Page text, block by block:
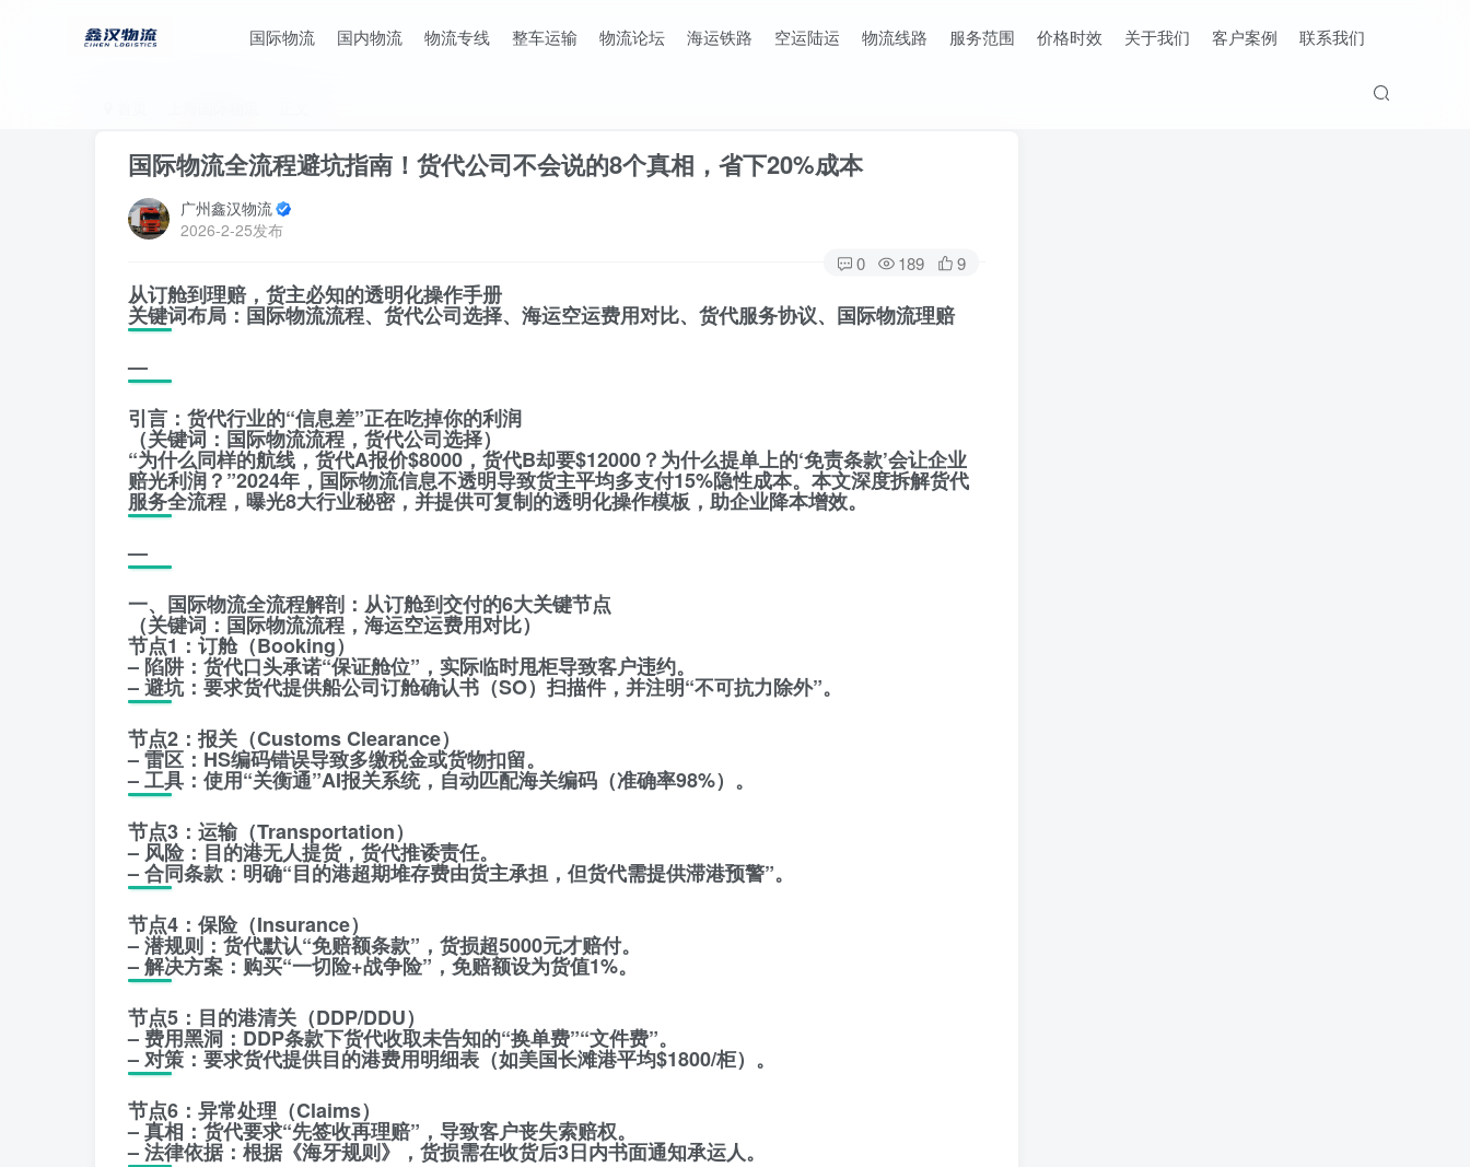
国际物流 国内物流 物流专线 整车运输 物流论坛 海运铁路 空运陆运 物流线路 服务范围 价格时效 关于我们 客户案例 联系我们
国际物流全流程避坑指南！货代公司不会说的8个真相，省下20%成本
广州鑫汉物流
2026-2-25发布
0 189 9
从订舱到理赔，货主必知的透明化操作手册
关键词布局：国际物流流程、货代公司选择、海运空运费用对比、货代服务协议、国际物流理赔
—
引言：货代行业的“信息差”正在吃掉你的利润
（关键词：国际物流流程，货代公司选择）
“为什么同样的航线，货代A报价$8000，货代B却要$12000？为什么提单上的‘免责条款’会让企业
赔光利润？”2024年，国际物流信息不透明导致货主平均多支付15%隐性成本。本文深度拆解货代
服务全流程，曝光8大行业秘密，并提供可复制的透明化操作模板，助企业降本增效。
—
一、国际物流全流程解剖：从订舱到交付的6大关键节点
（关键词：国际物流流程，海运空运费用对比）
节点1：订舱（Booking）
– 陷阱：货代口头承诺“保证舱位”，实际临时甩柜导致客户违约。
– 避坑：要求货代提供船公司订舱确认书（SO）扫描件，并注明“不可抗力除外”。
节点2：报关（Customs Clearance）
– 雷区：HS编码错误导致多缴税金或货物扣留。
– 工具：使用“关衡通”AI报关系统，自动匹配海关编码（准确率98%）。
节点3：运输（Transportation）
– 风险：目的港无人提货，货代推诿责任。
– 合同条款：明确“目的港超期堆存费由货主承担，但货代需提供滞港预警”。
节点4：保险（Insurance）
– 潜规则：货代默认“免赔额条款”，货损超5000元才赔付。
– 解决方案：购买“一切险+战争险”，免赔额设为货值1%。
节点5：目的港清关（DDP/DDU）
– 费用黑洞：DDP条款下货代收取未告知的“换单费”“文件费”。
– 对策：要求货代提供目的港费用明细表（如美国长滩港平均$1800/柜）。
节点6：异常处理（Claims）
– 真相：货代要求“先签收再理赔”，导致客户丧失索赔权。
– 法律依据：根据《海牙规则》，货损需在收货后3日内书面通知承运人。